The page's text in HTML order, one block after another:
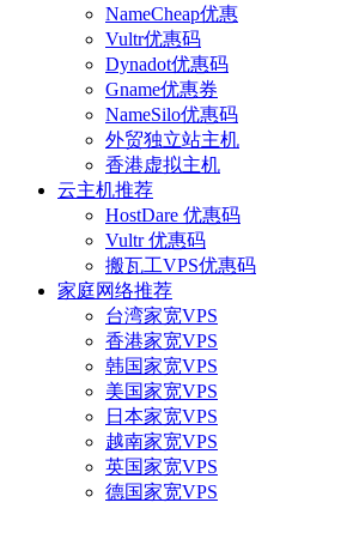
NameCheap优惠
Vultr优惠码
Dynadot优惠码
Gname优惠券
NameSilo优惠码
外贸独立站主机
香港虚拟主机
云主机推荐
HostDare 优惠码
Vultr 优惠码
搬瓦工VPS优惠码
家庭网络推荐
台湾家宽VPS
香港家宽VPS
韩国家宽VPS
美国家宽VPS
日本家宽VPS
越南家宽VPS
英国家宽VPS
德国家宽VPS